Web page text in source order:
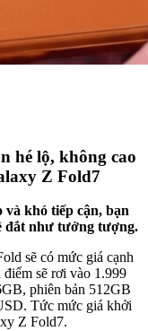
hé lộ, không cao
Z Fold7
và khó tiếp cận, bạn
đắt như tưởng tượng.
sẽ có mức giá cạnh
sẽ rơi vào 1.999
phiên bản 512GB
Tức mức giá khởi
Z Fold7.